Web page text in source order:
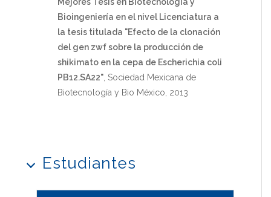
Mejores Tesis en Biotecnología y
Bioingeniería en el nivel Licenciatura a
la tesis titulada "Efecto de la clonación
del gen zwf sobre la producción de
shikimato en la cepa de Escherichia coli
PB12.SA22", Sociedad Mexicana de
Biotecnología y Bio México, 2013
Estudiantes